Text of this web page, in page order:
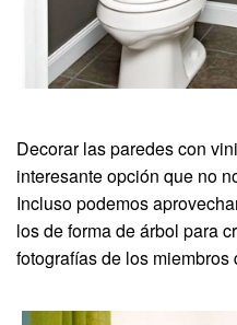
Decorar las paredes con
interesante opción que no
Incluso podemos
los de forma de árbol para
fotografías de los miembros